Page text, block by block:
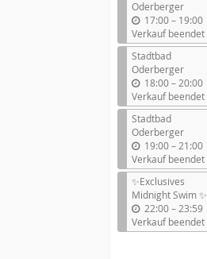
Oderberger
17:00–b
i
s
19:00
Verkauf beendet
Stadtbad
Oderberger
18:00–b
i
s
20:00
Verkauf beendet
Stadtbad
Oderberger
19:00–b
i
s
21:00
Verkauf beendet
✨Exclusives
Midnight Swim ✨
22:00–b
i
s
23:59
Verkauf beendet